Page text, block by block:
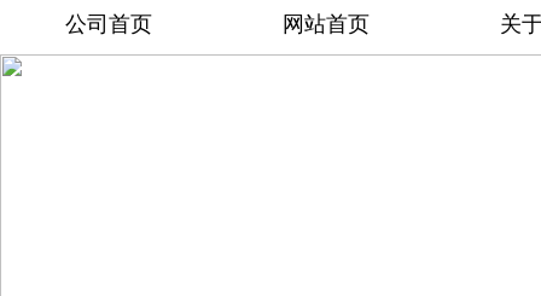
公司首页 网站首页 关